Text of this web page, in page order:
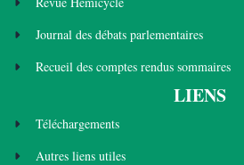
Journal des débats parlementaires
Recueil des comptes rendus sommaires
LIENS
Téléchargements
Autres liens utiles